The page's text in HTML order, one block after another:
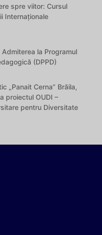
spre viitor: Cursul
Internaționale
la Programul
(DPPD)
„Panait Cerna” Brăila,
proiectul OUDI –
pentru Diversitate